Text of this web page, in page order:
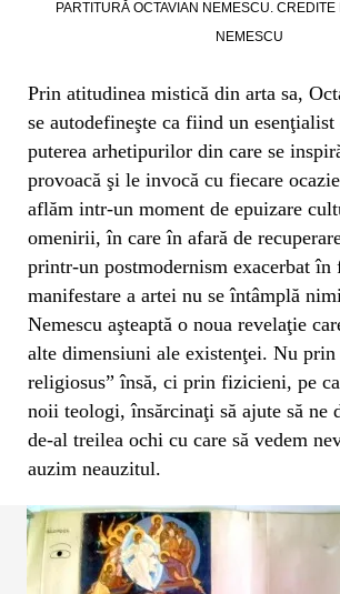
PARTITURĂ OCTAVIAN NEMESCU. CREDITE
NEMESCU
Prin atitudinea mistică din arta sa,
se autodefineşte ca fiind un esenţialist
puterea arhetipurilor din care se
provoacă şi le invocă cu fiecare
aflăm intr-un moment de epuizare
omenirii, în care în afară de
printr-un postmodernism exacerbat în
manifestare a artei nu se întâmplă
Nemescu aşteaptă o noua revelaţie
alte dimensiuni ale existenţei. Nu prin
religiosus” însă, ci prin fizicieni, pe
noii teologi, însărcinaţi să ajute să ne
de-al treilea ochi cu care să vedem
auzim neauzitul.